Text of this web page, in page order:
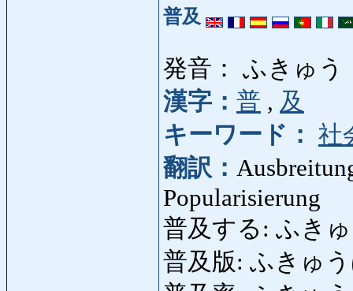
普及
発音： ふきゅう
漢字： 普 , 及
キーワード： 社
翻訳：
Popularisierung
普及する: ふきゅ
普及版: ふきゅう